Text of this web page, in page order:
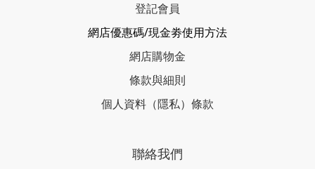
登記會員
網店優惠碼/現金劵使用方法
網店購物金
條款與細則
個人資料（隱私）條款
聯絡我們